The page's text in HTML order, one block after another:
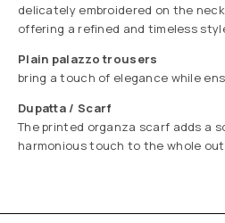
delicately embroidered on the
offering a refined and timeless
Plain palazzo trousers
bring a touch of elegance while
Dupatta / Scarf
The printed organza scarf adds a
harmonious touch to the whole